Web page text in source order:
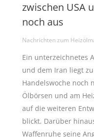
zwischen USA
noch aus
Nachrichten zum
Ein unterzeichnetes
und dem Iran liegt
Handelswoche noch
Ölbörsen und am
auf die weiteren
blickt. Darüber
Waffenruhe seine